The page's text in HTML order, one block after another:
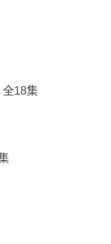
全18集